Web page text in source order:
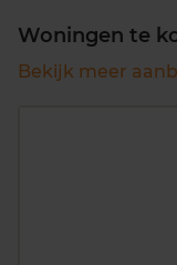
Woningen te
Bekijk meer